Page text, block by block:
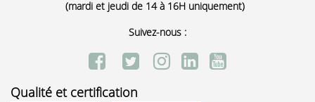
(mardi et jeudi de 14 à 16H uniquement)
Suivez-nous :
Qualité et certification